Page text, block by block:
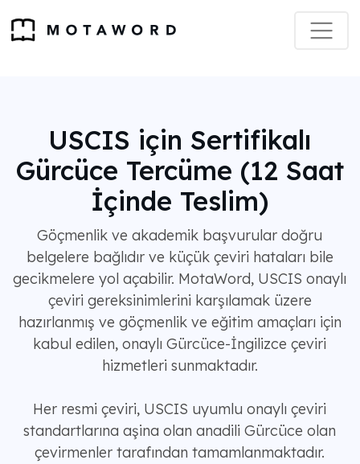
USCIS için Sertifikalı
Gürcüce Tercüme (12 Saat
İçinde Teslim)
Göçmenlik ve akademik başvurular doğru
belgelere bağlıdır ve küçük çeviri hataları bile
gecikmelere yol açabilir. MotaWord, USCIS onaylı
çeviri gereksinimlerini karşılamak üzere
hazırlanmış ve göçmenlik ve eğitim amaçları için
kabul edilen, onaylı Gürcüce-İngilizce çeviri
hizmetleri sunmaktadır.
Her resmi çeviri, USCIS uyumlu onaylı çeviri
standartlarına aşina olan anadili Gürcüce olan
çevirmenler tarafından tamamlanmaktadır.